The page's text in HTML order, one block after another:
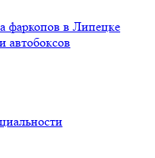
фаркопов в Липецке
автобоксов